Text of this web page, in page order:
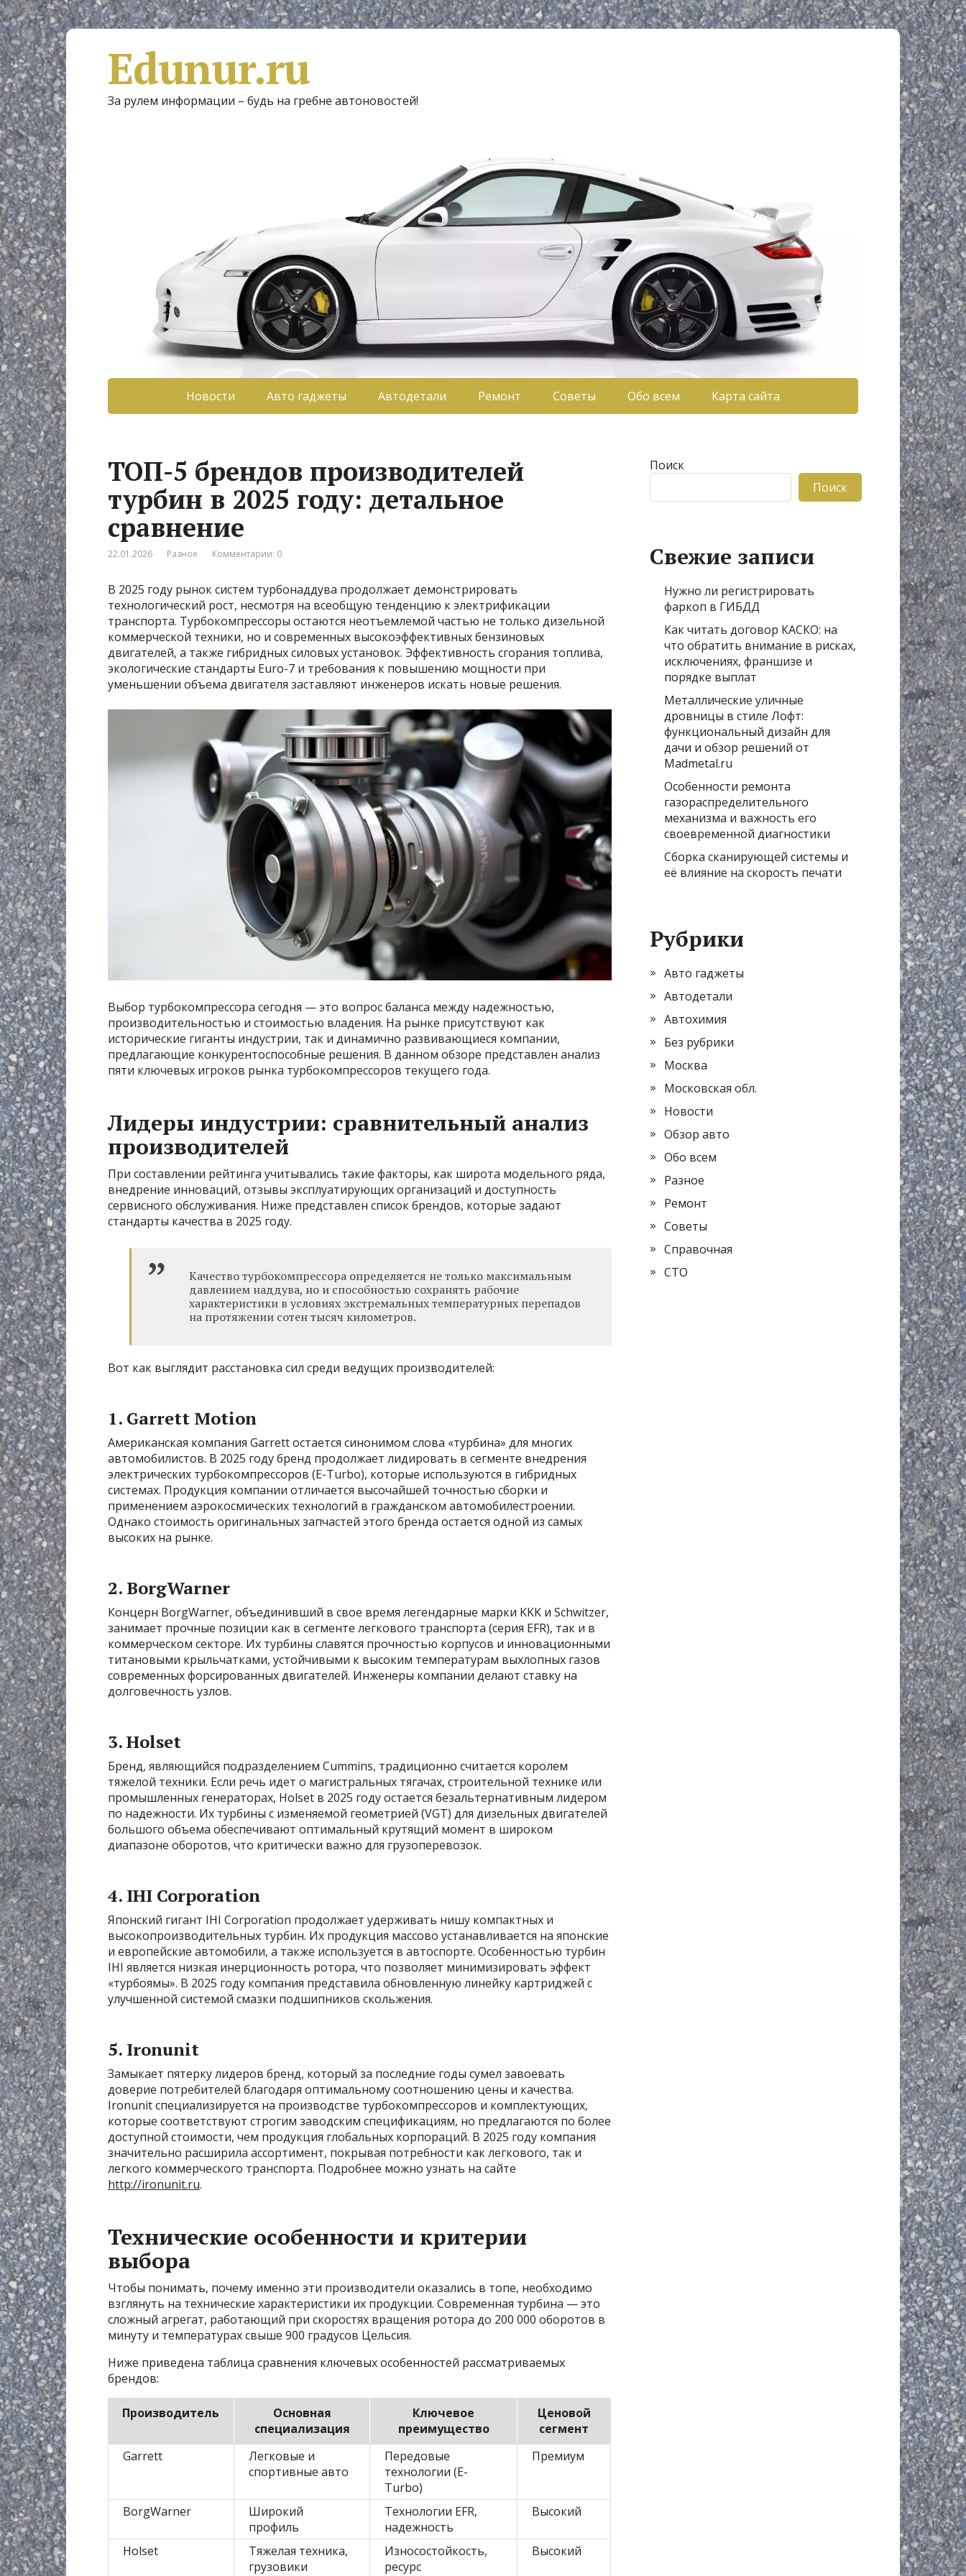
Edunur.ru
За рулем информации – будь на гребне автоновостей!
Новости Авто гаджеты Автодетали Ремонт Советы Обо всем Карта сайта
ТОП-5 брендов производителей
турбин в 2025 году: детальное
сравнение
22.01.2026 Разное Комментарии: 0
В 2025 году рынок систем турбонаддува продолжает демонстрировать
технологический рост, несмотря на всеобщую тенденцию к электрификации
транспорта. Турбокомпрессоры остаются неотъемлемой частью не только дизельной
коммерческой техники, но и современных высокоэффективных бензиновых
двигателей, а также гибридных силовых установок. Эффективность сгорания топлива,
экологические стандарты Euro-7 и требования к повышению мощности при
уменьшении объема двигателя заставляют инженеров искать новые решения.
Выбор турбокомпрессора сегодня — это вопрос баланса между надежностью,
производительностью и стоимостью владения. На рынке присутствуют как
исторические гиганты индустрии, так и динамично развивающиеся компании,
предлагающие конкурентоспособные решения. В данном обзоре представлен анализ
пяти ключевых игроков рынка турбокомпрессоров текущего года.
Лидеры индустрии: сравнительный анализ
производителей
При составлении рейтинга учитывались такие факторы, как широта модельного ряда,
внедрение инноваций, отзывы эксплуатирующих организаций и доступность
сервисного обслуживания. Ниже представлен список брендов, которые задают
стандарты качества в 2025 году.
Качество турбокомпрессора определяется не только максимальным
давлением наддува, но и способностью сохранять рабочие
характеристики в условиях экстремальных температурных перепадов
на протяжении сотен тысяч километров.
Вот как выглядит расстановка сил среди ведущих производителей:
1. Garrett Motion
Американская компания Garrett остается синонимом слова «турбина» для многих
автомобилистов. В 2025 году бренд продолжает лидировать в сегменте внедрения
электрических турбокомпрессоров (E-Turbo), которые используются в гибридных
системах. Продукция компании отличается высочайшей точностью сборки и
применением аэрокосмических технологий в гражданском автомобилестроении.
Однако стоимость оригинальных запчастей этого бренда остается одной из самых
высоких на рынке.
2. BorgWarner
Концерн BorgWarner, объединивший в свое время легендарные марки KKK и Schwitzer,
занимает прочные позиции как в сегменте легкового транспорта (серия EFR), так и в
коммерческом секторе. Их турбины славятся прочностью корпусов и инновационными
титановыми крыльчатками, устойчивыми к высоким температурам выхлопных газов
современных форсированных двигателей. Инженеры компании делают ставку на
долговечность узлов.
3. Holset
Бренд, являющийся подразделением Cummins, традиционно считается королем
тяжелой техники. Если речь идет о магистральных тягачах, строительной технике или
промышленных генераторах, Holset в 2025 году остается безальтернативным лидером
по надежности. Их турбины с изменяемой геометрией (VGT) для дизельных двигателей
большого объема обеспечивают оптимальный крутящий момент в широком
диапазоне оборотов, что критически важно для грузоперевозок.
4. IHI Corporation
Японский гигант IHI Corporation продолжает удерживать нишу компактных и
высокопроизводительных турбин. Их продукция массово устанавливается на японские
и европейские автомобили, а также используется в автоспорте. Особенностью турбин
IHI является низкая инерционность ротора, что позволяет минимизировать эффект
«турбоямы». В 2025 году компания представила обновленную линейку картриджей с
улучшенной системой смазки подшипников скольжения.
5. Ironunit
Замыкает пятерку лидеров бренд, который за последние годы сумел завоевать
доверие потребителей благодаря оптимальному соотношению цены и качества.
Ironunit специализируется на производстве турбокомпрессоров и комплектующих,
которые соответствуют строгим заводским спецификациям, но предлагаются по более
доступной стоимости, чем продукция глобальных корпораций. В 2025 году компания
значительно расширила ассортимент, покрывая потребности как легкового, так и
легкого коммерческого транспорта. Подробнее можно узнать на сайте
http://ironunit.ru.
Технические особенности и критерии
выбора
Чтобы понимать, почему именно эти производители оказались в топе, необходимо
взглянуть на технические характеристики их продукции. Современная турбина — это
сложный агрегат, работающий при скоростях вращения ротора до 200 000 оборотов в
минуту и температурах свыше 900 градусов Цельсия.
Ниже приведена таблица сравнения ключевых особенностей рассматриваемых
брендов:
Производитель
Основная
специализация
Ключевое
преимущество
Ценовой
сегмент
Garrett
Легковые и
спортивные авто
Передовые
технологии (E-
Turbo)
Премиум
BorgWarner
Широкий
профиль
Технологии EFR,
надежность
Высокий
Holset
Тяжелая техника,
грузовики
Износостойкость,
ресурс
Высокий
Поиск
Поиск
Свежие записи
Нужно ли регистрировать
фаркоп в ГИБДД
Как читать договор КАСКО: на
что обратить внимание в рисках,
исключениях, франшизе и
порядке выплат
Металлические уличные
дровницы в стиле Лофт:
функциональный дизайн для
дачи и обзор решений от
Madmetal.ru
Особенности ремонта
газораспределительного
механизма и важность его
своевременной диагностики
Сборка сканирующей системы и
её влияние на скорость печати
Рубрики
Авто гаджеты
Автодетали
Автохимия
Без рубрики
Москва
Московская обл.
Новости
Обзор авто
Обо всем
Разное
Ремонт
Советы
Справочная
СТО